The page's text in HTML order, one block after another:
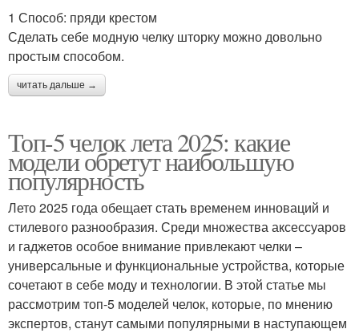
1 Способ: пряди крестом
Сделать себе модную челку шторку можно довольно
простым способом.
читать дальше →
Топ-5 челок лета 2025: какие
модели обретут наибольшую
популярность
Лето 2025 года обещает стать временем инноваций и
стилевого разнообразия. Среди множества аксессуаров
и гаджетов особое внимание привлекают челки –
универсальные и функциональные устройства, которые
сочетают в себе моду и технологии. В этой статье мы
рассмотрим топ-5 моделей челок, которые, по мнению
экспертов, станут самыми популярными в наступающем